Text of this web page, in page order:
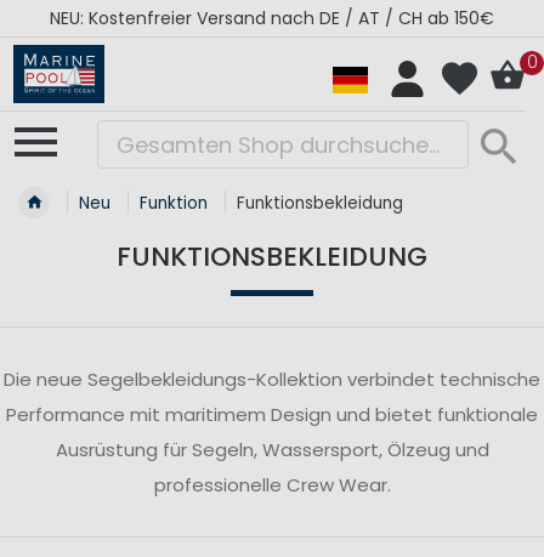
NEU: Kostenfreier Versand nach DE / AT / CH ab 150€
0
Neu Funktion Funktionsbekleidung
FUNKTIONSBEKLEIDUNG
Die neue Segelbekleidungs-Kollektion verbindet technische
Performance mit maritimem Design und bietet funktionale
Ausrüstung für Segeln, Wassersport, Ölzeug und
professionelle Crew Wear.